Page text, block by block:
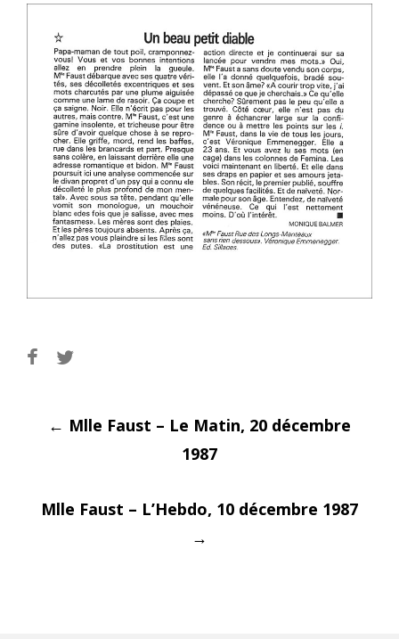
Post
← Mlle Faust – Le Matin, 20 décembre
1987
Mlle Faust – L’Hebdo, 10 décembre 1987
→